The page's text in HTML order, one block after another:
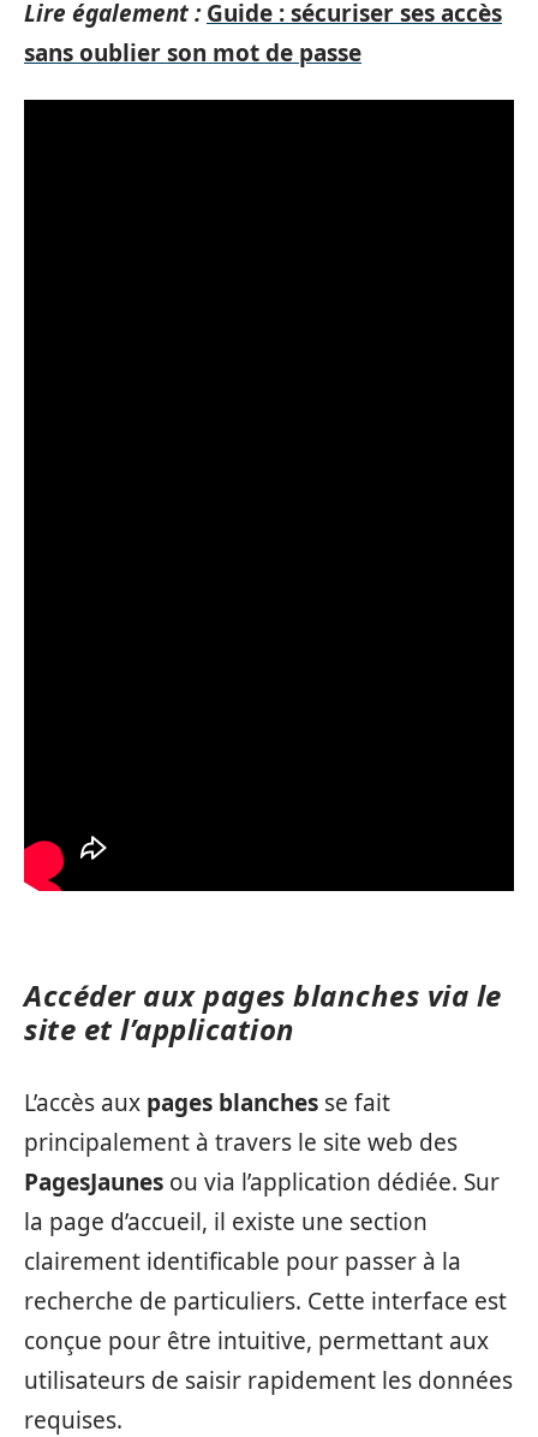
Lire également : Guide : sécuriser ses accès
sans oublier son mot de passe
Accéder aux pages blanches via le
site et l’application
L’accès aux pages blanches se fait
principalement à travers le site web des
PagesJaunes ou via l’application dédiée. Sur
la page d’accueil, il existe une section
clairement identificable pour passer à la
recherche de particuliers. Cette interface est
conçue pour être intuitive, permettant aux
utilisateurs de saisir rapidement les données
requises.